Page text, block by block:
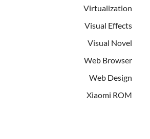
Virtualization
Visual Effects
Visual Novel
Web Browser
Web Design
Xiaomi ROM